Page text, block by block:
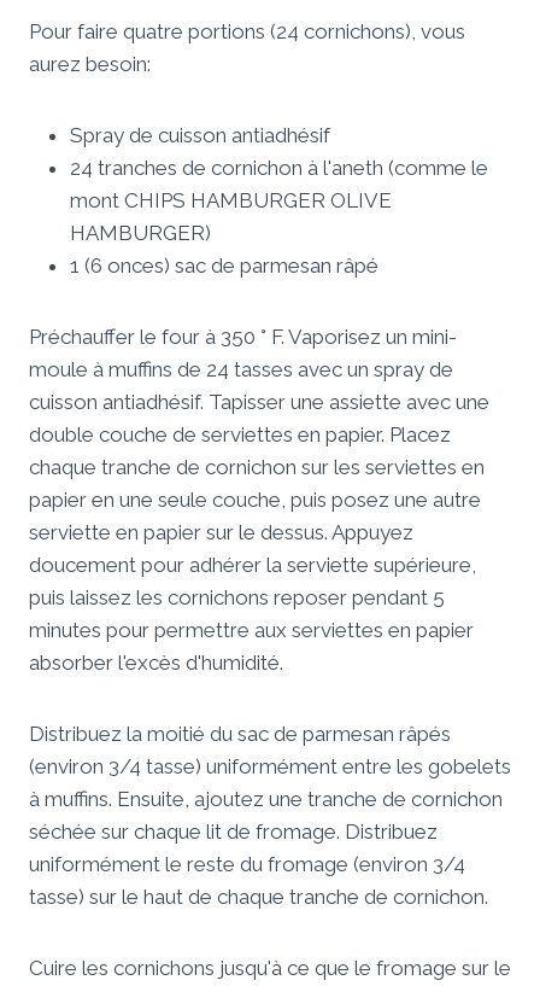
Pour faire quatre portions (24 cornichons), vous
aurez besoin:
Spray de cuisson antiadhésif
24 tranches de cornichon à l'aneth (comme le
mont CHIPS HAMBURGER OLIVE
HAMBURGER)
1 (6 onces) sac de parmesan râpé
Préchauffer le four à 350 ° F. Vaporisez un mini-
moule à muffins de 24 tasses avec un spray de
cuisson antiadhésif. Tapisser une assiette avec une
double couche de serviettes en papier. Placez
chaque tranche de cornichon sur les serviettes en
papier en une seule couche, puis posez une autre
serviette en papier sur le dessus. Appuyez
doucement pour adhérer la serviette supérieure,
puis laissez les cornichons reposer pendant 5
minutes pour permettre aux serviettes en papier
absorber l'excès d'humidité.
Distribuez la moitié du sac de parmesan râpés
(environ 3/4 tasse) uniformément entre les gobelets
à muffins. Ensuite, ajoutez une tranche de cornichon
séchée sur chaque lit de fromage. Distribuez
uniformément le reste du fromage (environ 3/4
tasse) sur le haut de chaque tranche de cornichon.
Cuire les cornichons jusqu'à ce que le fromage sur le